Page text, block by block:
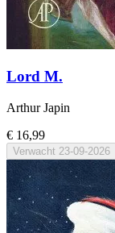
Lord M.
Arthur Japin
€ 16,99
Verwacht 23-09-2026